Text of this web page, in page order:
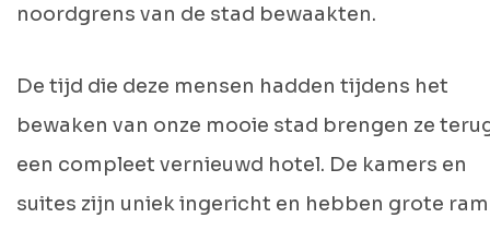
noordgrens van de stad bewaakten.
De tijd die deze mensen hadden tijdens het
bewaken van onze mooie stad brengen ze
een compleet vernieuwd hotel. De kamers en
suites zijn uniek ingericht en hebben grote